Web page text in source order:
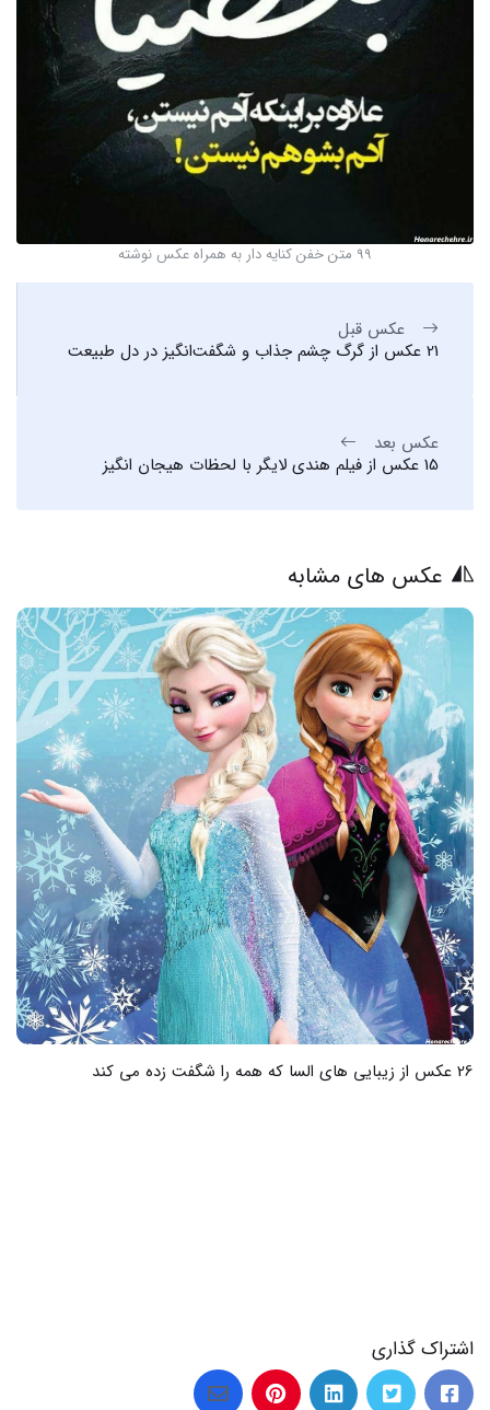
99 متن خفن کنایه دار به همراه عکس نوشته
عکس قبل
21 عکس از گرگ چشم جذاب و شگفت‌انگیز در دل طبیعت
عکس بعد
15 عکس از فیلم هندی لایگر با لحظات هیجان انگیز
عکس های مشابه
25 عکس از زیبایی حقیقی بازیگران فیلم کره ای
اشتراک گذاری